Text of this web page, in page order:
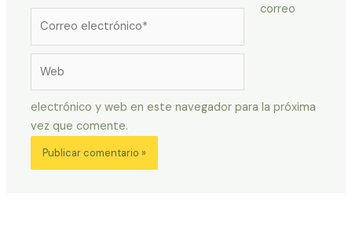
electrónico*
correo
electrónico y web en este navegador para la próxima
vez que comente.